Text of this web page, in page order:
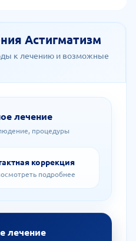
Астигматизм
к лечению и возможные
лечение
процедуры
коррекция
подробнее
лечение